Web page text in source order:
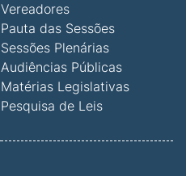
Vereadores
Pauta das Sessões
Sessões Plenárias
Audiências Públicas
Matérias Legislativas
Pesquisa de Leis